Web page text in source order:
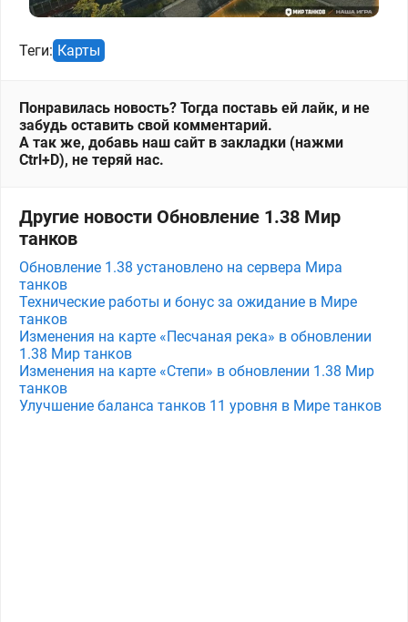
Теги: Карты
Понравилась новость? Тогда поставь ей лайк, и не
забудь оставить свой комментарий.
А так же, добавь наш сайт в закладки (нажми
Ctrl+D), не теряй нас.
Другие новости Обновление 1.38 Мир
танков
Обновление 1.38 установлено на сервера Мира
танков
Технические работы и бонус за ожидание в Мире
танков
Изменения на карте «Песчаная река» в обновлении
1.38 Мир танков
Изменения на карте «Степи» в обновлении 1.38 Мир
танков
Улучшение баланса танков 11 уровня в Мире танков